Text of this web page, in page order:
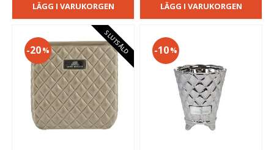
LÄGG I VARUKORGEN LÄGG I VARUKORGEN
20% SLUTSÅLD 10%